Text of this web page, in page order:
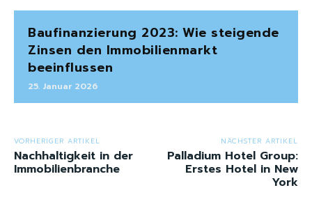
Baufinanzierung 2023: Wie steigende
Zinsen den Immobilienmarkt
beeinflussen
25. Januar 2026
VORHERIGER ARTIKEL
Nachhaltigkeit in der
Immobilienbranche
NÄCHSTER ARTIKEL
Palladium Hotel Group:
Erstes Hotel in New
York